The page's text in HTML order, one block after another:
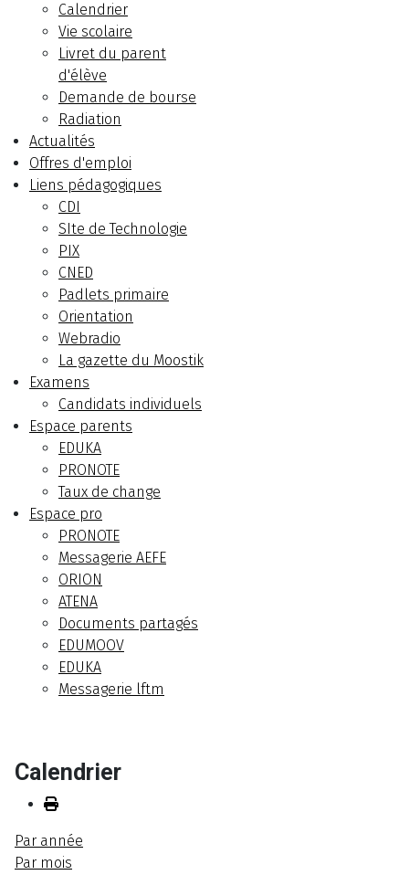
Calendrier
Vie scolaire
Livret du parent
d'élève
Demande de bourse
Radiation
Actualités
Offres d'emploi
Liens pédagogiques
CDI
SIte de Technologie
PIX
CNED
Padlets primaire
Orientation
Webradio
La gazette du Moostik
Examens
Candidats individuels
Espace parents
EDUKA
PRONOTE
Taux de change
Espace pro
PRONOTE
Messagerie AEFE
ORION
ATENA
Documents partagés
EDUMOOV
EDUKA
Messagerie lftm
Calendrier
Par année
Par mois